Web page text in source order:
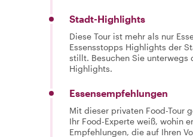
Stadt-Highlights
Diese Tour ist mehr als nur
Essensstopps Highlights der
stillt. Besuchen Sie unterwegs
Highlights.
Essensempfehlungen
Mit dieser privaten Food-Tour
Ihr Food-Experte weiß, wohin
Empfehlungen, die auf Ihren